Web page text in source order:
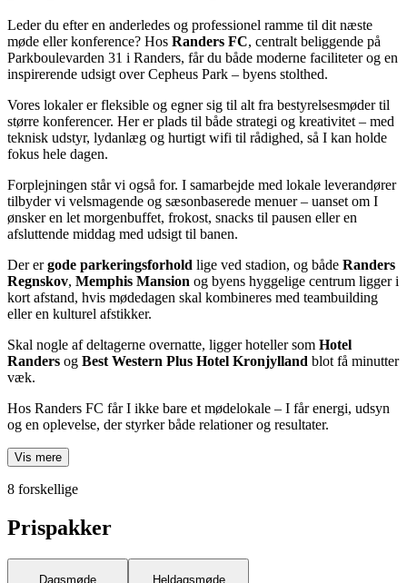
Leder du efter en anderledes og professionel ramme til dit næste
møde eller konference? Hos Randers FC, centralt beliggende på
Parkboulevarden 31 i Randers, får du både moderne faciliteter og en
inspirerende udsigt over Cepheus Park – byens stolthed.
Vores lokaler er fleksible og egner sig til alt fra bestyrelsesmøder til
større konferencer. Her er plads til både strategi og kreativitet – med
teknisk udstyr, lydanlæg og hurtigt wifi til rådighed, så I kan holde
fokus hele dagen.
Forplejningen står vi også for. I samarbejde med lokale leverandører
tilbyder vi velsmagende og sæsonbaserede menuer – uanset om I
ønsker en let morgenbuffet, frokost, snacks til pausen eller en
afsluttende middag med udsigt til banen.
Der ergode parkeringsforhold lige ved stadion, og både Randers
Regnskov, Memphis Mansion og byens hyggelige centrum ligger i
kort afstand, hvis mødedagen skal kombineres med teambuilding
eller en kulturel afstikker.
Skal nogle af deltagerne overnatte, ligger hoteller som Hotel
Randers og Best Western Plus Hotel Kronjylland blot få minutter
væk.
Hos Randers FC får I ikke bare et mødelokale – I får energi, udsyn
og en oplevelse, der styrker både relationer og resultater.
Vis mere
8 forskellige
Prispakker
Dagsmøde
Heldagsmøde